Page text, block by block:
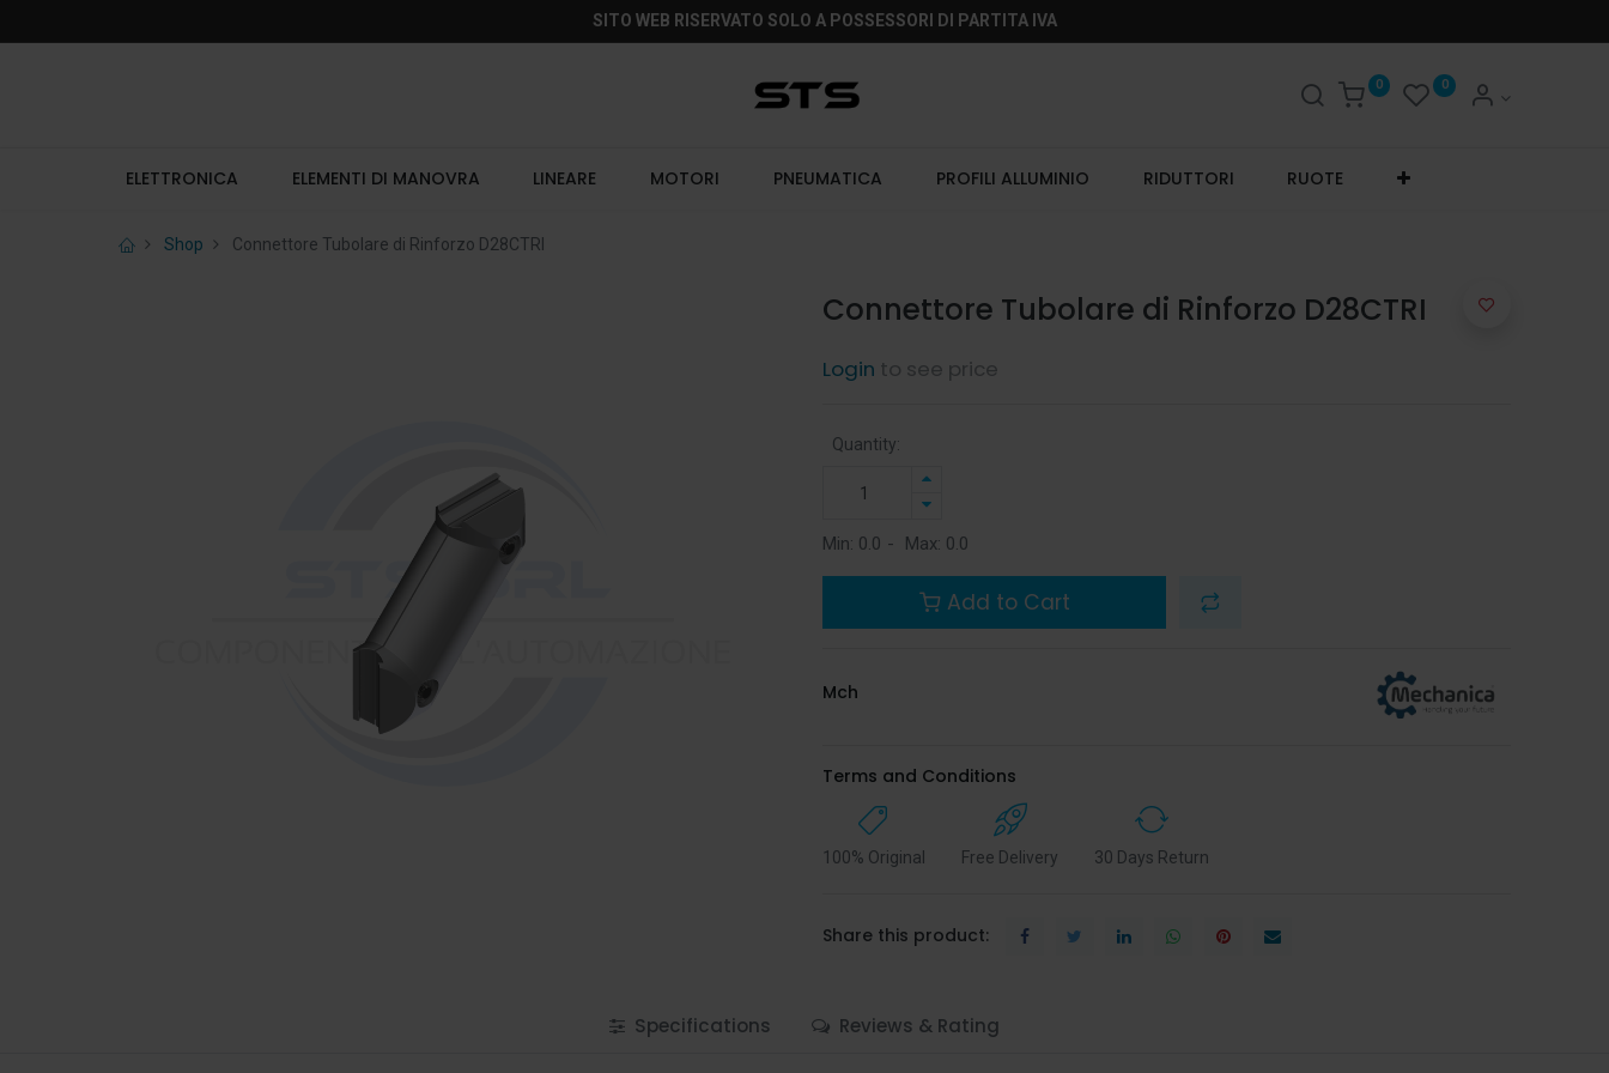
SITO WEB RISERVATO SOLO A POSSESSORI DI PARTITA IVA
0 0
ELETTRONICA ELEMENTI DI MANOVRA LINEARE MOTORI PNEUMATICA PROFILI ALLUMINIO RIDUTTORI RUOTE
Shop Connettore Tubolare di Rinforzo D28CTRI
Connettore Tubolare di Rinforzo D28CTRI
Login to see price
Quantity:
Min: 0.0 - Max: 0.0
Add to Cart
Mch
Terms and Conditions
100% Original Free Delivery 30 Days Return
Share this product:
Specifications Reviews & Rating